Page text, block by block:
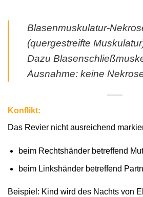
Blasenmuskulatur-
(quergestreifte
Dazu
Ausnahme: keine
Konflikt:
Das Revier nicht ausreichend
beim Rechtshänder betreffend
beim Linkshänder betreffend
Beispiel: Kind wird des Nachts von